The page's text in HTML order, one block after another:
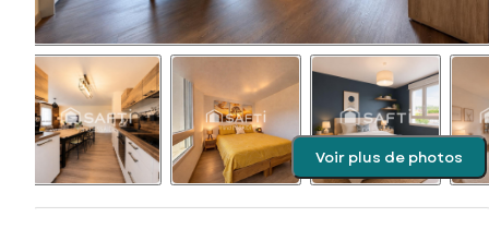
Voir plus de photos